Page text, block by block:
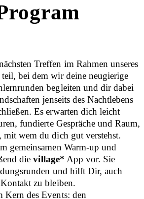
Treffen im Rahmen unseres
bei dem wir deine neugierige
begleiten und dir dabei
jenseits des Nachtlebens
Es erwarten dich leicht
fundierte Gespräche und Raum,
mit wem du dich gut verstehst.
gemeinsamen Warm-up und
dievillage* App vor. Sie
und hilft Dir, auch
zu bleiben.
Kern des Events: den